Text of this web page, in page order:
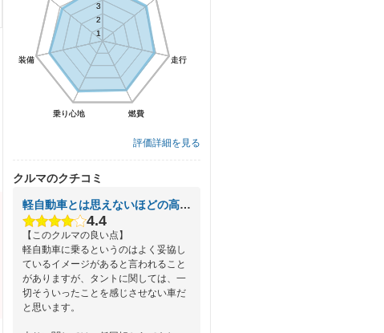
走行
燃費
乗り心地
装備
1
2
3
走行
燃費
乗り心地
装備
1
2
3
評価詳細を見る
クルマのクチコミ
軽自動車とは思えないほどの高級感
4.4
【このクルマの良い点】
軽自動車に乗るというのはよく妥協し
ているイメージがあると言われること
がありますが、タントに関しては、一
切そういったことを感じさせない車だ
と思います。